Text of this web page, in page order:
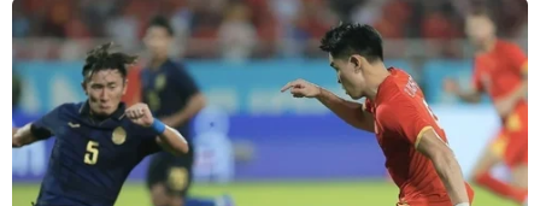
(TTXVN/Vietnam+)